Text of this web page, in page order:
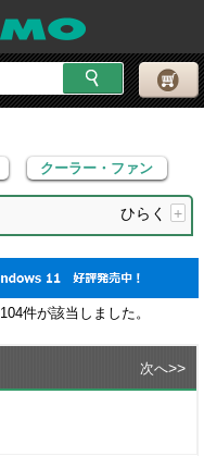
クーラー・ファン
クーラー・ファン
ひらく +
104件が該当しました。
次へ>>